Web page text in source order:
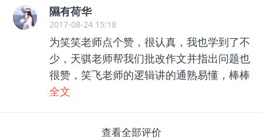
隰有荷华
2017-08-24 15:18
为笑笑老师点个赞，很认真，我也学到了不
少，天骐老师帮我们批改作文并指出问题也
很赞，笑飞老师的逻辑讲的通熟易懂，棒棒
哒！冲刺班也会继续的。
全文
查看全部评价